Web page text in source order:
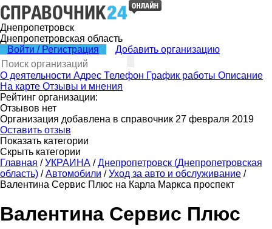
Днепропетровск
Днепропетровская область
Войти / Регистрация
Добавить организацию
О деятельности Адрес Телефон График работы Описание
На карте Отзывы и мнения
Рейтинг организации:
Отзывов нет
Организация добавлена в справочник 27 февраля 2019
Оставить отзыв
Показать категории
Скрыть категории
Главная / УКРАИНА / Днепропетровск (Днепропетровская
область) / Автомобили / Уход за авто и обслуживание /
Валентина Сервис Плюс на Карла Маркса проспект
Валентина Сервис Плюс